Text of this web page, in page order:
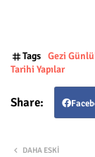
Tags Gezi
Tarihi Yapılar
DAHA ESKI